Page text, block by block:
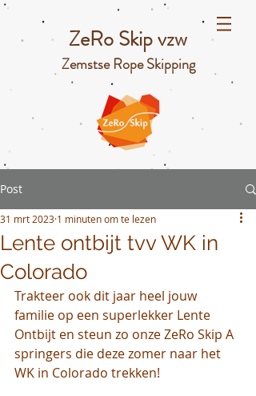
ZeRo Skip vzw
Zemstse Rope Skipping
Post
Lente ontbijt tvv WK in
Colorado
31 mrt 2023 1 minuten om te lezen
Trakteer ook dit jaar heel jouw
familie op een superlekker Lente
Ontbijt en steun zo onze ZeRo Skip A
springers die deze zomer naar het
WK in Colorado trekken!